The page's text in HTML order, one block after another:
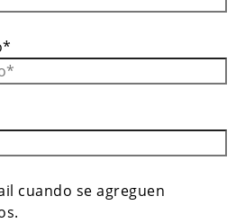
cuando se agreguen